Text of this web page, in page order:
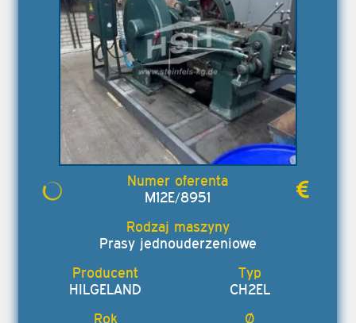
M12E/8951
Prasy jednouderzeniowe
HILGELAND CH2EL